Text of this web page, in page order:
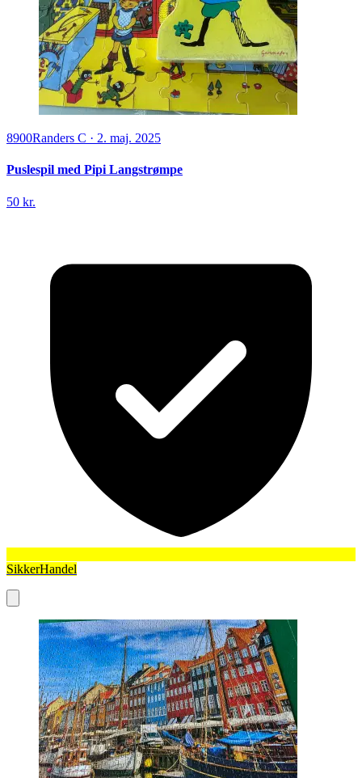
8900Randers C · 2. maj. 2025
Puslespil med Pipi Langstrømpe
50 kr.
SikkerHandel